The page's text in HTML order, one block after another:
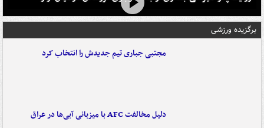
برگزیده ورزشی
مجتبی جباری تیم جدیدش را انتخاب کرد
دلیل مخالفت AFC با میزبانی آبی‌ها در عراق